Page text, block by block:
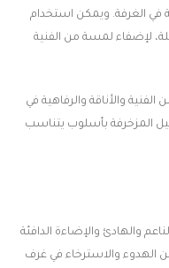
في الغرفة. ويمكن استخدام
لإضفاء لمسة من الفنية
والأناقة والرفاهية في
التفاصيل المزخرفة بأسلوب يتناسب
بالتصميم الناعم والهادئ والإضاءة الدافئة
الهدوء والاسترخاء في غرف